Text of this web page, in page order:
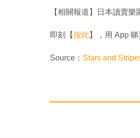
【相關報道】日本讀賣
即刻【按此】，用 App
Source： Stars and